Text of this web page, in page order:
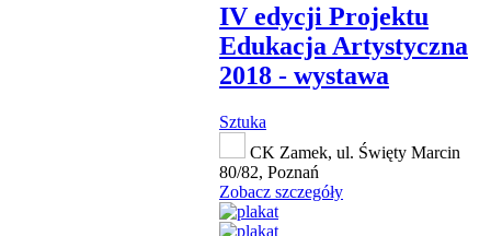
IV edycji Projektu
Edukacja Artystyczna
2018 - wystawa
Sztuka
CK Zamek, ul. Święty Marcin
80/82, Poznań
Zobacz szczegóły